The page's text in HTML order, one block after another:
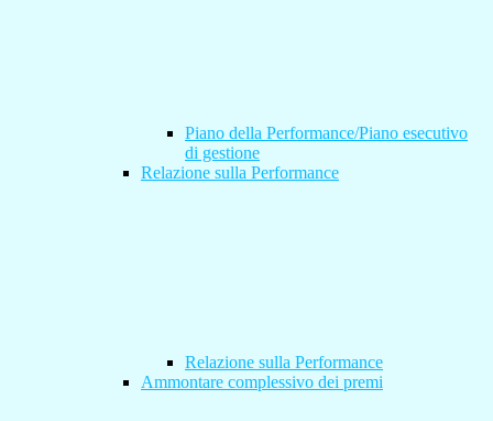
Piano della Performance/Piano esecutivo
di gestione
Relazione sulla Performance
Relazione sulla Performance
Ammontare complessivo dei premi